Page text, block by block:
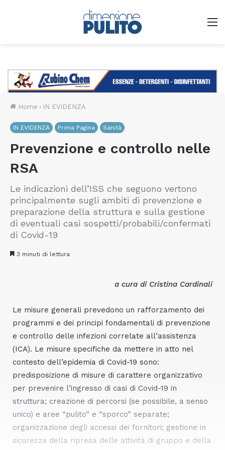
Home › IN EVIDENZA
IN EVIDENZA Prima Pagina Sanità
Prevenzione e controllo nelle
RSA
Le indicazioni dell’ISS che seguono vertono
principalmente sugli ambiti di prevenzione e
preparazione della struttura e sulla gestione
di eventuali casi sospetti/probabili/confermati
di Covid-19
3 minuti di lettura
a cura di Cristina Cardinali
Le misure generali prevedono un rafforzamento dei
programmi e dei principi fondamentali di prevenzione
e controllo delle infezioni correlate all’assistenza
(ICA). Le misure specifiche da mettere in atto nel
contesto dell’epidemia di Covid-19 sono:
predisposizione di misure di carattere organizzativo
per prevenire l’ingresso di casi di Covid-19 in
struttura; creazione di percorsi (se possibile, a senso
unico) e aree “pulito” e “sporco” separate;
organizzazione degli accessi dei fornitori; gestione in
sicurezza della ripresa delle attività di gruppo e della